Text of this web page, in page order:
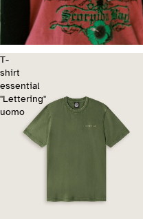
T-
shirt
essential
"Lettering"
uomo